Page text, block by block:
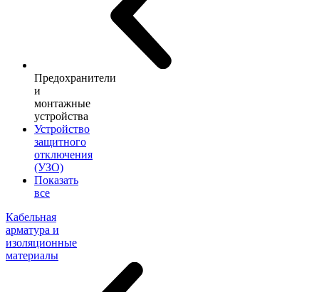
Предохранители
и
монтажные
устройства
Устройство
защитного
отключения
(УЗО)
Показать
все
Кабельная
арматура и
изоляционные
материалы